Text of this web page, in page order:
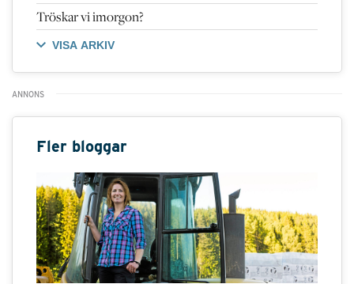
Tröskar vi imorgon?
VISA ARKIV
Fler bloggar